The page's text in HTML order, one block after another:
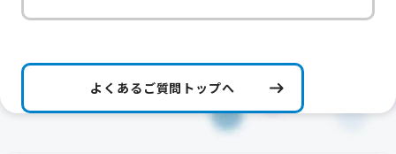
よくあるご質問トップへ